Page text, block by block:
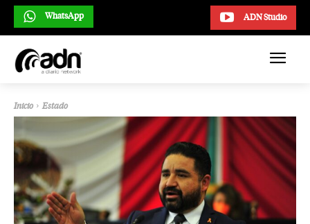
ADN Studio
WhatsApp
Inicio Estado